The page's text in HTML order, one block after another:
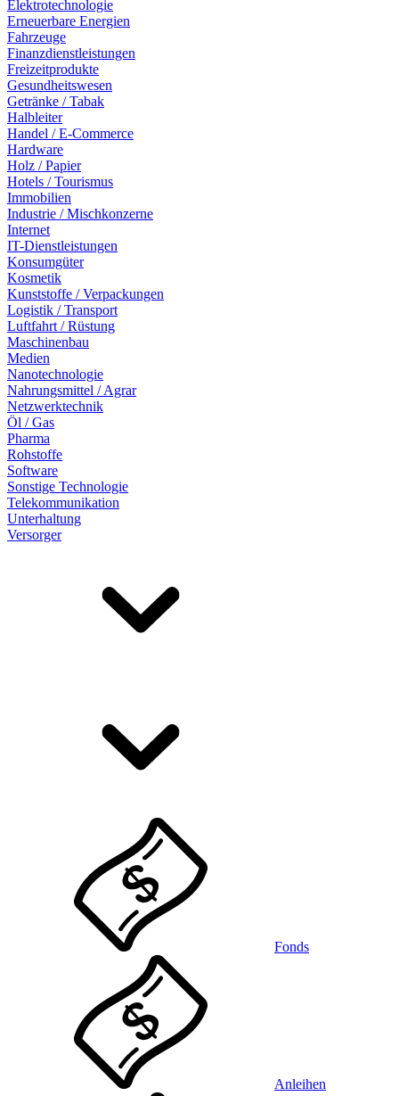
Elektrotechnologie
Erneuerbare Energien
Fahrzeuge
Finanzdienstleistungen
Freizeitprodukte
Gesundheitswesen
Getränke / Tabak
Halbleiter
Handel / E-Commerce
Hardware
Holz / Papier
Hotels / Tourismus
Immobilien
Industrie / Mischkonzerne
Internet
IT-Dienstleistungen
Konsumgüter
Kosmetik
Kunststoffe / Verpackungen
Logistik / Transport
Luftfahrt / Rüstung
Maschinenbau
Medien
Nanotechnologie
Nahrungsmittel / Agrar
Netzwerktechnik
Öl / Gas
Pharma
Rohstoffe
Software
Sonstige Technologie
Telekommunikation
Unterhaltung
Versorger
Fonds
Anleihen